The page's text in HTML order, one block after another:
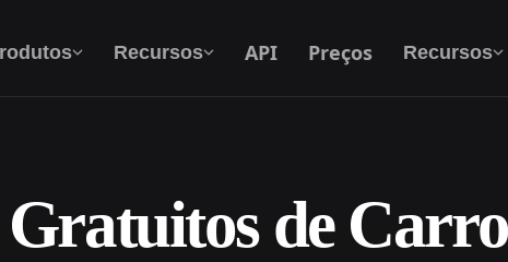
Recursos API Preços Recursos
Texto Para 3D
Do prompt de texto ao objeto 3D — na hora.
de